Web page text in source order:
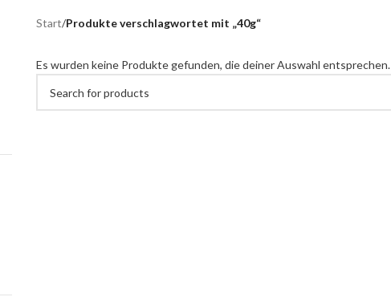
Start/Produkte verschlagwortet mit „40g“
Es wurden keine Produkte gefunden, die deiner Auswahl entsprechen.